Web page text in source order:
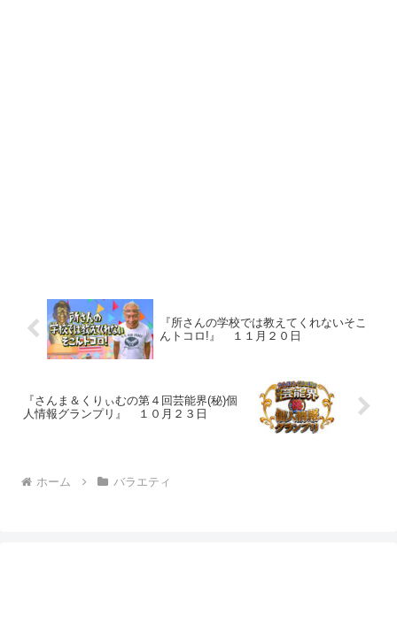
『所さんの学校では教えてくれないそこ
んトコロ!』 １１月２０日
『さんま＆くりぃむの第４回芸能界(秘)個
人情報グランプリ』 １０月２３日
ホーム バラエティ